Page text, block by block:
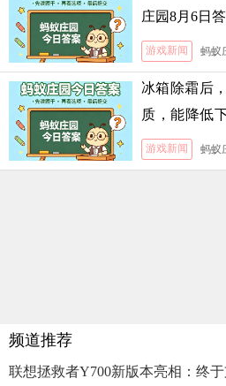
庄园8月6日
游戏新闻 蚂蚁
冰箱除霜后
质，能降低
月5日答案
游戏新闻 蚂蚁
频道推荐
联想拯救者Y700新版本亮相：终